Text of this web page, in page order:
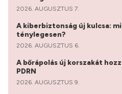
2026. AUGUSZTUS 7.
A kiberbiztonság új kulcsa:
ténylegesen?
2026. AUGUSZTUS 6.
A bőrápolás új korszakát
PDRN
2026. AUGUSZTUS 9.